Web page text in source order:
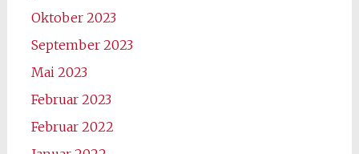
Oktober 2023
September 2023
Mai 2023
Februar 2023
Februar 2022